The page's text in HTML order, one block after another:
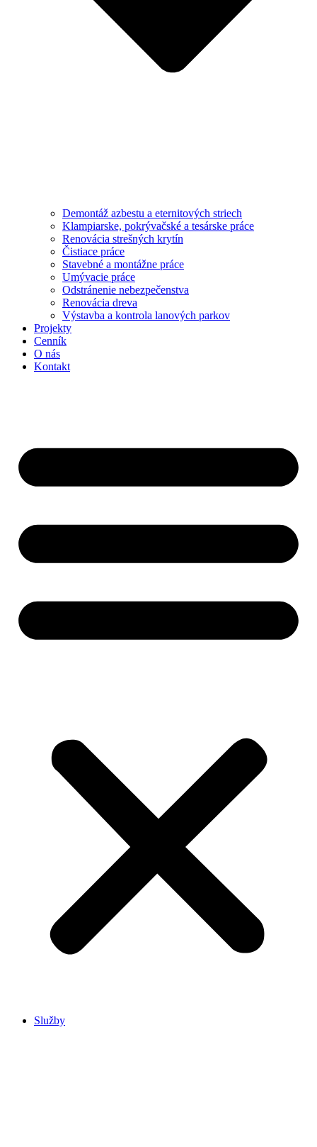
Demontáž azbestu a eternitových striech
Klampiarske, pokrývačské a tesárske práce
Renovácia strešných krytín
Čistiace práce
Stavebné a montážne práce
Umývacie práce
Odstránenie nebezpečenstva
Renovácia dreva
Výstavba a kontrola lanových parkov
Projekty
Cenník
O nás
Kontakt
Služby